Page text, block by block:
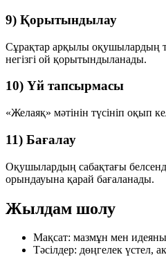
9) Қорытындылау
Сұрақтар арқылы оқушылардың
негізгі ой қорытындыланады.
10) Үй тапсырмасы
«Желаяқ» мәтінін түсініп оқып
11) Бағалау
Оқушылардың сабақтағы
орындауына қарай бағаланады.
Жылдам шолу
Мақсат: мазмұн мен
Тәсілдер: дөңгелек үстел,